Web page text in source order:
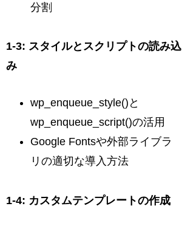
分割
1-3: スタイルとスクリプトの読み込
み
wp_enqueue_style()と
wp_enqueue_script()の活用
Google Fontsや外部ライブラ
リの適切な導入方法
1-4: カスタムテンプレートの作成